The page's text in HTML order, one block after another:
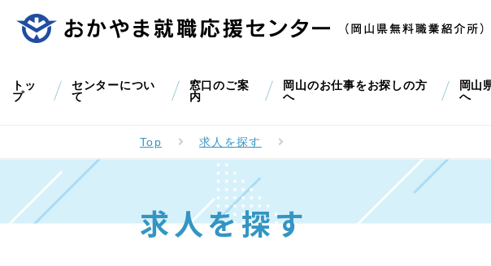
トッ
プ
センターについ
て
窓口のご案
内
岡山のお仕事をお探しの方
へ
岡山
へ
Top 求人を探す
求人を探す